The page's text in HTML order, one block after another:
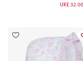
UK£ 32.00